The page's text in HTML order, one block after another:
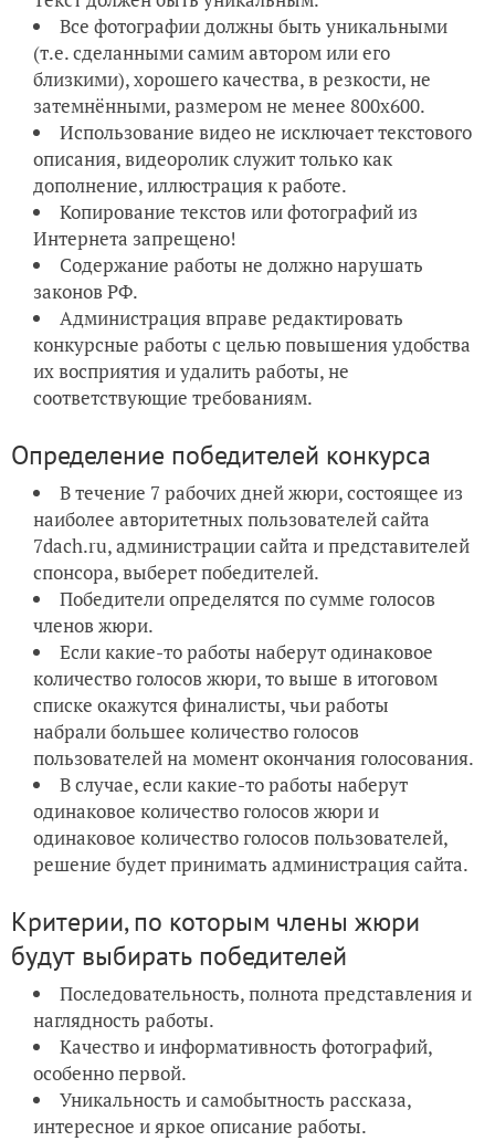
Все фотографии должны быть уникальными
(т.е. сделанными самим автором или его
близкими), хорошего качества, в резкости, не
затемнёнными, размером не менее 800х600.
Использование видео не исключает текстового
описания, видеоролик служит только как
дополнение, иллюстрация к работе.
Копирование текстов или фотографий из
Интернета запрещено!
Содержание работы не должно нарушать
законов РФ.
Администрация вправе редактировать
конкурсные работы с целью повышения удобства
их восприятия и удалить работы, не
соответствующие требованиям.
Определение победителей конкурса
В течение 7 рабочих днейжюри, состоящее из
наиболее авторитетных пользователей сайта
7dach.ru, администрации сайта и представителей
спонсора, выберет победителей.
Победителиопределятся по сумме голосов
членов жюри.
Если какие-то работы наберутодинаковое
количество голосов жюри, то выше в итоговом
списке окажутся финалисты, чьи работы
набралибольшее количество голосов
пользователейна момент окончания голосования.
В случае, если какие-то работы наберут
одинаковое количество голосов жюри и
одинаковое количество голосов пользователей,
решение будет принимать администрация сайта.
Критерии, по которым члены жюри
будут выбирать победителей
Последовательность, полнота представления и
наглядность работы.
Качество и информативность фотографий,
особенно первой.
Уникальность и самобытность рассказа,
интересное и яркое описание работы.